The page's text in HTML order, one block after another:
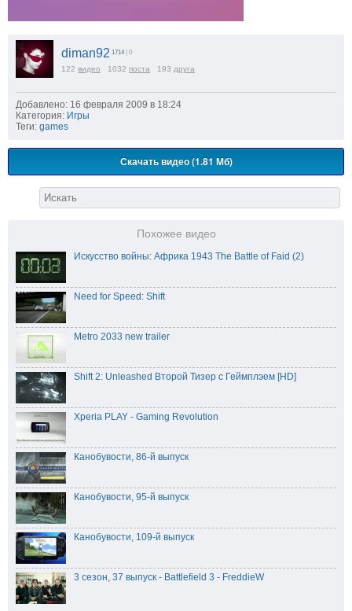
diman92 1714 | 0
122 видео 1032 поста 193 друга
Добавлено: 16 февраля 2009 в 18:24
Категория: Игры
Теги: games
Скачать видео (1.81 Мб)
Похожее видео
Искусство войны: Африка 1943 The Battle of Faid (2)
Need for Speed: Shift
Metro 2033 new trailer
Shift 2: Unleashed Второй Тизер с Геймплэем [HD]
Xperia PLAY - Gaming Revolution
Канобувости, 86-й выпуск
Канобувости, 95-й выпуск
Канобувости, 109-й выпуск
3 сезон, 37 выпуск - Battlefield 3 - FreddieW